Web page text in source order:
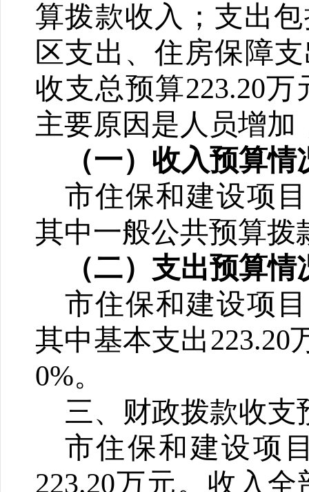
算拨款收入；支出
区支出、住房保障
收支总预算223.20万
主要原因是人员增加
（一）收入预算情
市住保和建设项
其中一般公共预算拨
（二）支出预算情
市住保和建设项
其中基本支出223.20
0%。
三、财政拨款收支
市住保和建设项
223.20万元。收入 全